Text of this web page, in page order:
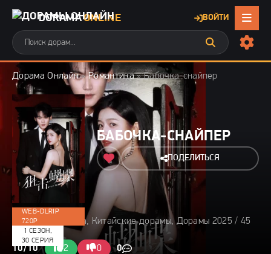
DORAMAONLINE ВОЙТИ
Дорама Онлайн»Романтика» Бабочка-снайпер
БАБОЧКА-СНАЙПЕР
ПОДЕЛИТЬСЯ
2025 / Романтика, Китайские дорамы, Дорамы 2025 / 45
мин
10/10
2 0 0
WEB-DLRIP
720P
1 СЕЗОН,
30 СЕРИЯ